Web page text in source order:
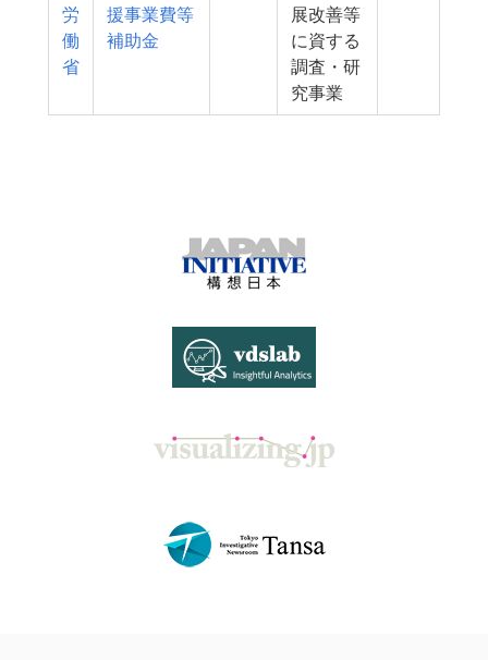
労
働
省
援事業費等
補助金
展改善等
に資する
調査・研
究事業